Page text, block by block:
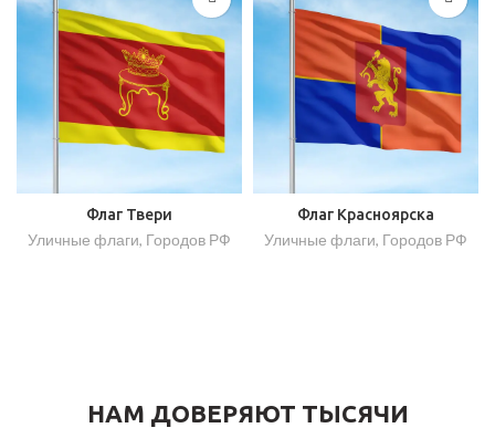
Флаг Твери
Уличные флаги, Городов РФ
Флаг Красноярска
Уличные флаги, Городов РФ
НАМ ДОВЕРЯЮТ ТЫСЯЧИ